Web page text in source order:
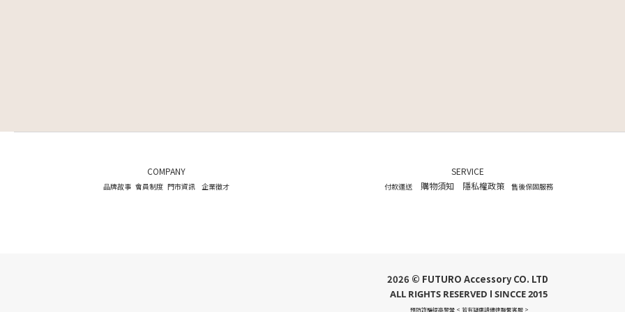
COMPANY
品牌故事 會員制度 門市資訊 企業徵才
SERVICE
付款運送 購物須知 隱私權政策 售後保固服務
2026 © FUTURO Accessory CO. LTD
ALL RIGHTS RESERVED l SINCCE 2015
預防詐騙提高警覺 < 若有疑慮請儘速聯繫客服 >